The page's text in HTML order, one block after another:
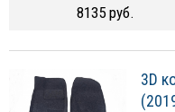
8135 руб.
3D